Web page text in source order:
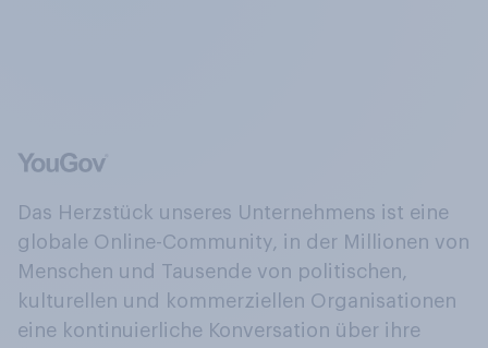
Das Herzstück unseres Unternehmens ist eine
globale Online-Community, in der Millionen von
Menschen und Tausende von politischen,
kulturellen und kommerziellen Organisationen
eine kontinuierliche Konversation über ihre